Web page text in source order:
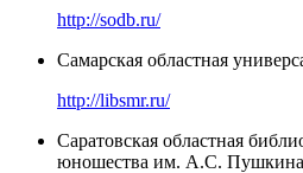
http://sodb.ru/
Самарская областная
http://libsmr.ru/
Саратовская областная
юношества им. А.С. Пушкина